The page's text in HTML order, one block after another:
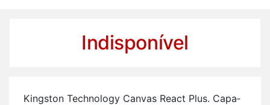
Indisponível
Kingston Te­ch­no­logy Canvas React Plus. Ca­pa­